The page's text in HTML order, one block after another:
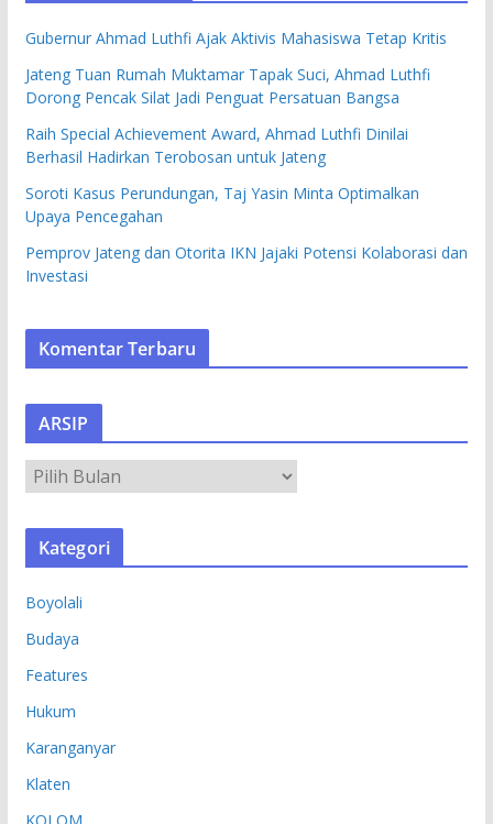
Gubernur Ahmad Luthfi Ajak Aktivis Mahasiswa Tetap Kritis
Jateng Tuan Rumah Muktamar Tapak Suci, Ahmad Luthfi
Dorong Pencak Silat Jadi Penguat Persatuan Bangsa
Raih Special Achievement Award, Ahmad Luthfi Dinilai
Berhasil Hadirkan Terobosan untuk Jateng
Soroti Kasus Perundungan, Taj Yasin Minta Optimalkan
Upaya Pencegahan
Pemprov Jateng dan Otorita IKN Jajaki Potensi Kolaborasi dan
Investasi
Komentar Terbaru
ARSIP
R
S
Kategori
Boyolali
Budaya
Features
Hukum
Karanganyar
Klaten